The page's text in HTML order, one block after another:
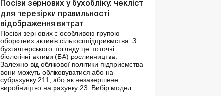
Посіви зернових у бухобліку: чекліст
для перевірки правильності
відображення витрат
Посіви зернових є особливою групою
оборотних активів сільгосппідприємства. З
бухгалтерського погляду це поточні
біологічні активи (БА) рослинництва.
Залежно від облікової політики підприємства
вони можуть обліковуватися або на
субрахунку 211, або як незавершене
виробництво на рахунку 23. Вибір модел...